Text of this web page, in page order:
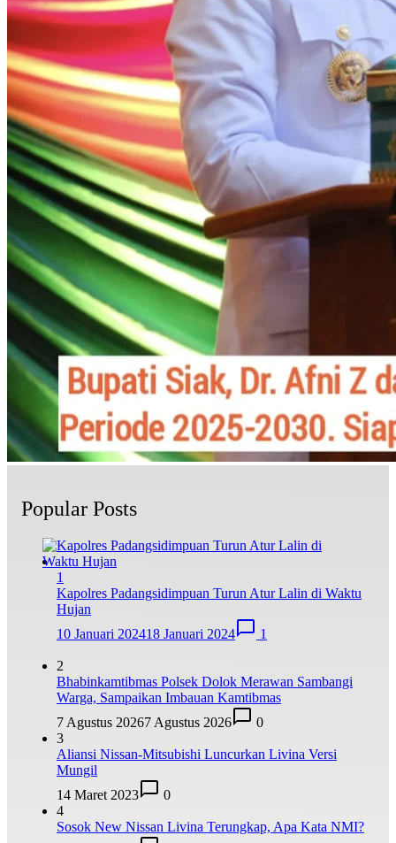
Popular Posts
1
Kapolres Padangsidimpuan Turun Atur Lalin di Waktu
Hujan
10 Januari 202418 Januari 2024 1
2
Bhabinkamtibmas Polsek Dolok Merawan Sambangi
Warga, Sampaikan Imbauan Kamtibmas
7 Agustus 20267 Agustus 2026
0
3
Aliansi Nissan-Mitsubishi Luncurkan Livina Versi
Mungil
14 Maret 2023
0
4
Sosok New Nissan Livina Terungkap, Apa Kata NMI?